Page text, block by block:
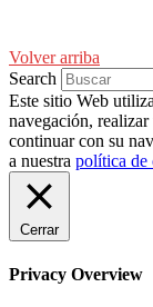
Volver arriba
Search
Este sitio Web
navegación,
continuar con su
a nuestra política de
Cerrar
Privacy Overview